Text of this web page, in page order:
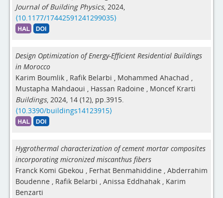
Journal of Building Physics, 2024,
⟨10.1177/17442591241299035⟩
Design Optimization of Energy-Efficient Residential Buildings
in Morocco
Karim Boumlik , Rafik Belarbi , Mohammed Ahachad ,
Mustapha Mahdaoui , Hassan Radoine , Moncef Krarti
Buildings, 2024, 14 (12), pp.3915.
⟨10.3390/buildings14123915⟩
Hygrothermal characterization of cement mortar composites
incorporating micronized miscanthus fibers
Franck Komi Gbekou , Ferhat Benmahiddine , Abderrahim
Boudenne , Rafik Belarbi , Anissa Eddhahak , Karim
Benzarti